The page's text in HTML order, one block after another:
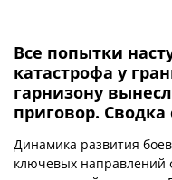
Все попытки
катастрофа у
гарнизону
приговор.
Динамика развития
ключевых направлений